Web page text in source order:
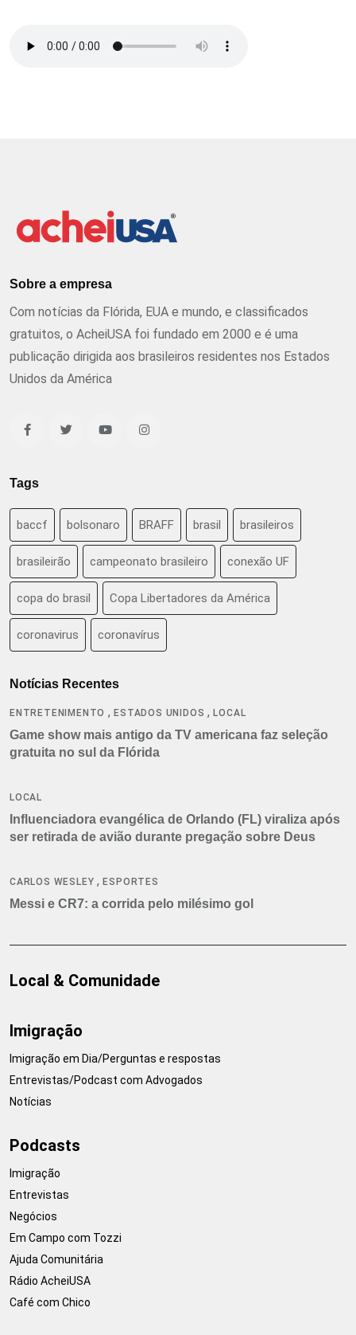
Sobre a empresa
Com notícias da Flórida, EUA e mundo, e classificados
gratuitos, o AcheiUSA foi fundado em 2000 e é uma
publicação dirigida aos brasileiros residentes nos Estados
Unidos da América
Tags
baccf bolsonaro BRAFF brasil brasileiros
brasileirão campeonato brasileiro conexão UF
copa do brasil Copa Libertadores da América
coronavirus coronavírus
Notícias Recentes
ENTRETENIMENTO ,ESTADOS UNIDOS ,LOCAL
Game show mais antigo da TV americana faz seleção
gratuita no sul da Flórida
LOCAL
Influenciadora evangélica de Orlando (FL) viraliza após
ser retirada de avião durante pregação sobre Deus
CARLOS WESLEY ,ESPORTES
Messi e CR7: a corrida pelo milésimo gol
Local & Comunidade
Imigração
Imigração em Dia/Perguntas e respostas
Entrevistas/Podcast com Advogados
Notícias
Podcasts
Imigração
Entrevistas
Negócios
Em Campo com Tozzi
Ajuda Comunitária
Rádio AcheiUSA
Café com Chico